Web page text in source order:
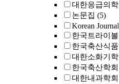
대한응급의
논문집 (5)
Korean
한국트라이
한국축산식품
대한소화기
한국축산학
대한내과학